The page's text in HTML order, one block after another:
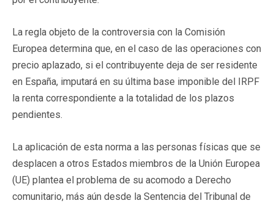
La regla objeto de la controversia con la Comisión
Europea determina que, en el caso de las operaciones con
precio aplazado, si el contribuyente deja de ser residente
en España, imputará en su última base imponible del IRPF
la renta correspondiente a la totalidad de los plazos
pendientes.
La aplicación de esta norma a las personas físicas que se
desplacen a otros Estados miembros de la Unión Europea
(UE) plantea el problema de su acomodo a Derecho
comunitario, más aún desde la Sentencia del Tribunal de